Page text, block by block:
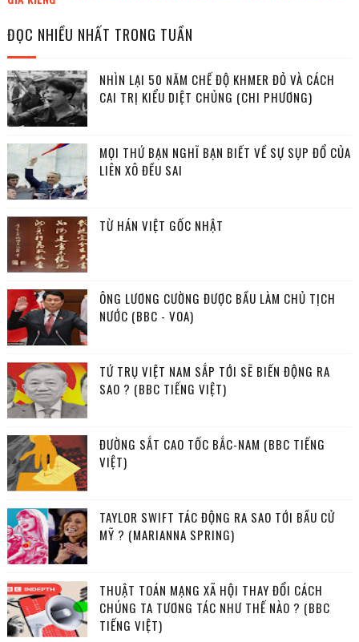
ĐỌC NHIỀU NHẤT TRONG TUẦN
NHÌN LẠI 50 NĂM CHẾ ĐỘ KHMER ĐỎ VÀ CÁCH
CAI TRỊ KIỂU DIỆT CHỦNG (CHI PHƯƠNG)
MỌI THỨ BẠN NGHĨ BẠN BIẾT VỀ SỰ SỤP ĐỔ CỦA
LIÊN XÔ ĐỀU SAI
TỪ HÁN VIỆT GỐC NHẬT
ÔNG LƯƠNG CƯỜNG ĐƯỢC BẦU LÀM CHỦ TỊCH
NƯỚC (BBC - VOA)
TỨ TRỤ VIỆT NAM SẮP TỚI SẼ BIẾN ĐỘNG RA
SAO ? (BBC TIẾNG VIỆT)
ĐƯỜNG SẮT CAO TỐC BẮC-NAM (BBC TIẾNG
VIỆT)
TAYLOR SWIFT TÁC ĐỘNG RA SAO TỚI BẦU CỬ
MỸ ? (MARIANNA SPRING)
THUẬT TOÁN MẠNG XÃ HỘI THAY ĐỔI CÁCH
CHÚNG TA TƯƠNG TÁC NHƯ THẾ NÀO ? (BBC
TIẾNG VIỆT)